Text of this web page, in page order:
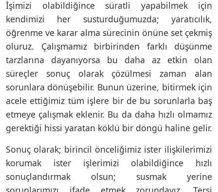
İşimizi olabildiğince süratli yapabilmek için
kendimizi her susturduğumuzda; yaratıcılık,
öğrenme ve karar alma sürecinin önüne set çekmiş
oluruz. Çalışmamız birbirinden farklı düşünme
tarzlarına dayanıyorsa bu daha az etkin olan
süreçler sonuç olarak çözülmesi zaman alan
sorunlara dönüşebilir. Bunun üzerine, bitirmek için
acele ettiğimiz tüm işlere bir de bu sorunlarla baş
etmeye çalışmak eklenir. Bu da daha hızlı olmamız
gerektiği hissi yaratan köklü bir döngü haline gelir.
Sonuç olarak; birincil önceliğimiz ister ilişkilerimizi
korumak ister işlerimizi olabildiğince hızlı
sonuçlandırmak olsun; susmak yerine